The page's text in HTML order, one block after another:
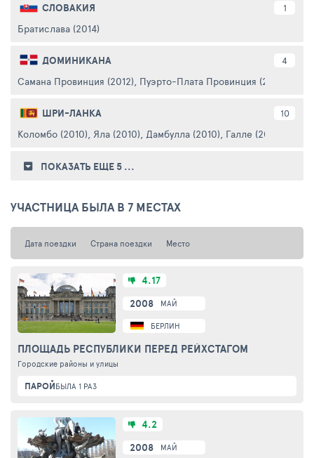
СЛОВАКИЯ 1
Братислава (2014)
ДОМИНИКАНА 4
Самана Провинция (2012), Пуэрто-Плата Провинция (2012)
ШРИ-ЛАНКА 10
Коломбо (2010), Яла (2010), Дамбулла (2010), Галле (2010)
ПОКАЗАТЬ ЕЩЕ 5 ...
УЧАСТНИЦА БЫЛА В 7 МЕСТАХ
Дата поездки Страна поездки Место
2008 МАЙ
БЕРЛИН
ПЛОЩАДЬ РЕСПУБЛИКИ ПЕРЕД РЕЙХСТАГОМ
Городские районы и улицы
4.17
ПАРОЙБЫЛА 1 РАЗ
2008 МАЙ
4.2